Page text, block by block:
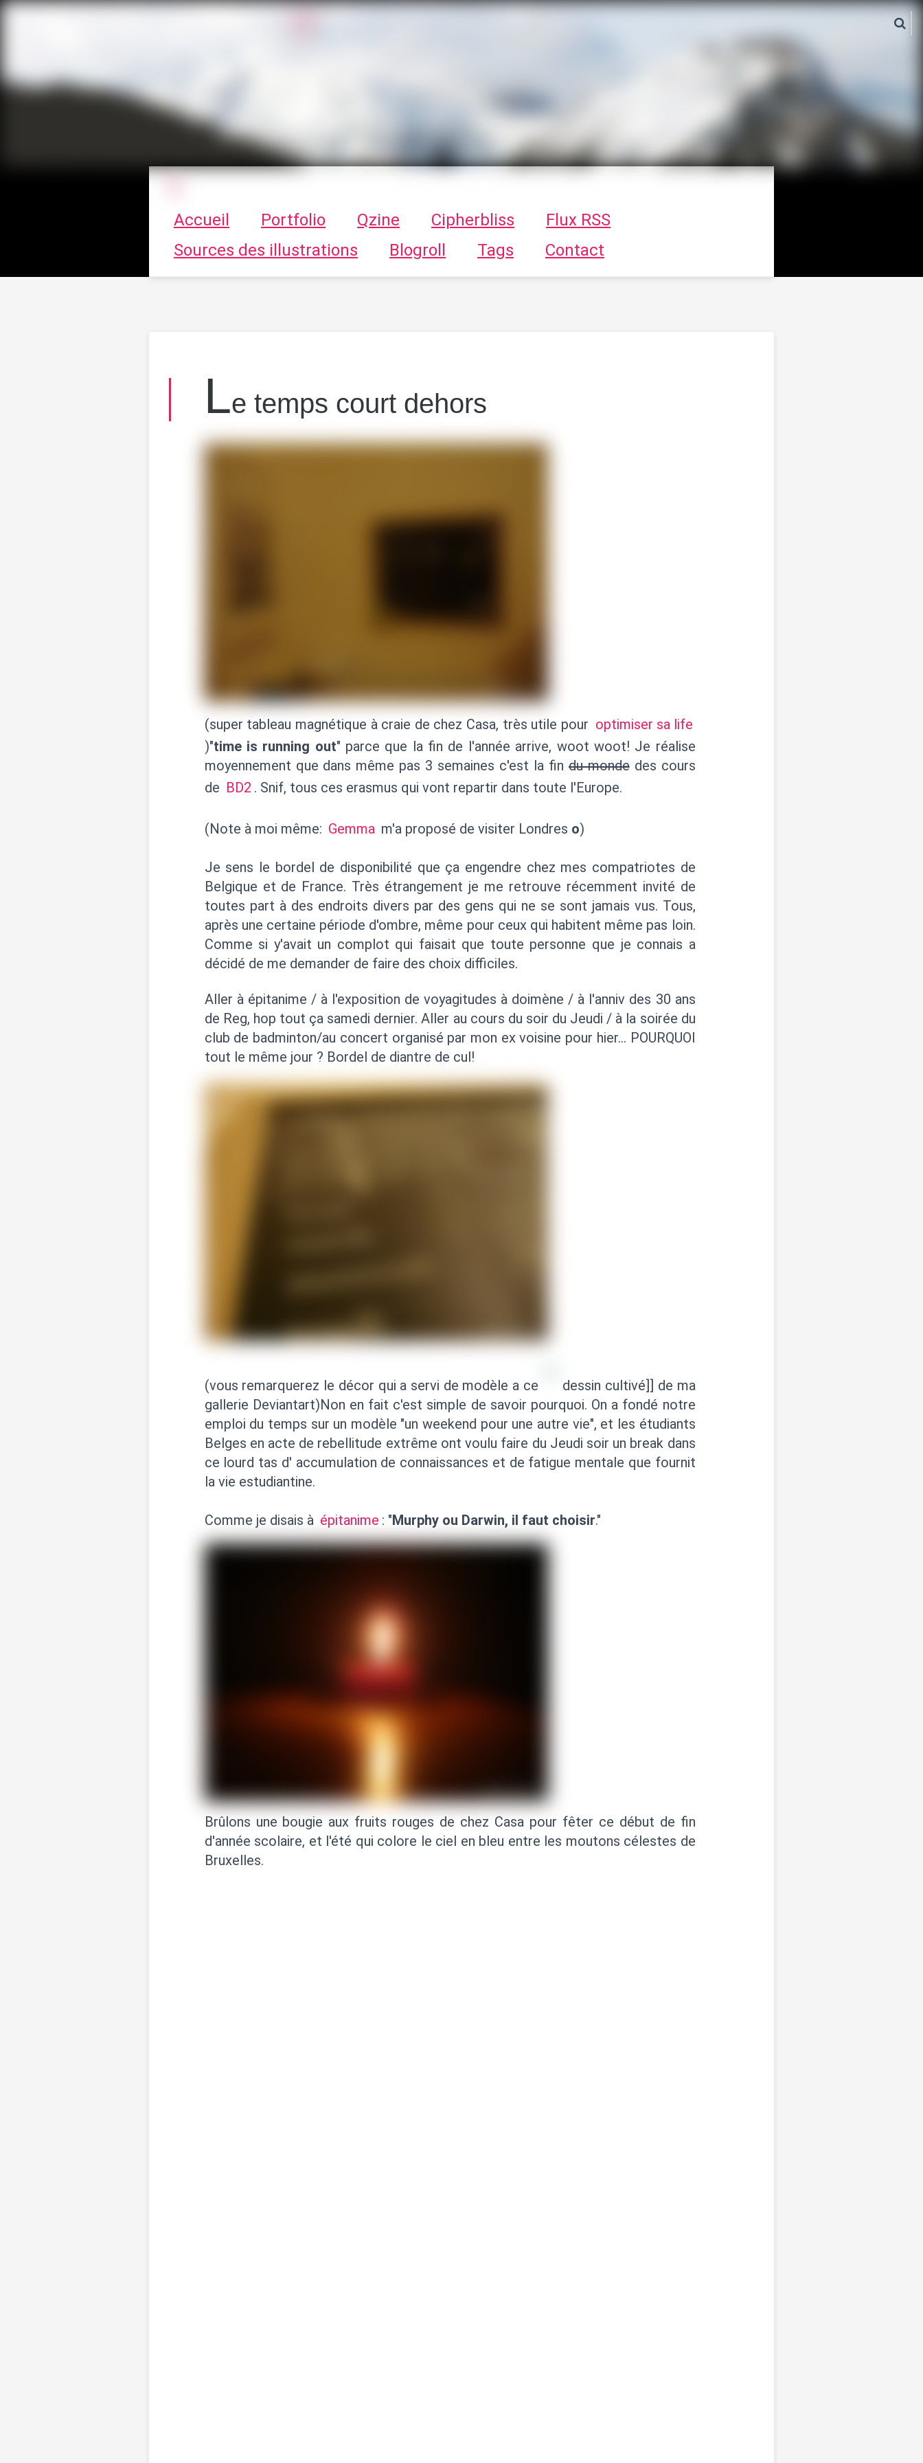
Tykayn Blog
Le vortex à chats - Illustrations, trucs en tout genre par Tykayn
Accueil Portfolio Qzine Cipherbliss
Flux RSS
Sources des illustrations
Blogroll Tags Contact
Le temps court dehors
(super tableau magnétique à craie de chez Casa, très utile pour optimiser sa life
)"time is running out" parce que la fin de l'année arrive, woot woot! Je réalise
moyennement que dans même pas 3 semaines c'est la findu mondedes cours
de BD2 . Snif, tous ces erasmus qui vont repartir dans toute l'Europe.
(Note à moi même: Gemma m'a proposé de visiter Londres o)
Je sens le bordel de disponibilité que ça engendre chez mes compatriotes de
Belgique et de France. Très étrangement je me retrouve récemment invité de
toutes part à des endroits divers par des gens qui ne se sont jamais vus. Tous,
après une certaine période d'ombre, même pour ceux qui habitent même pas loin.
Comme si y'avait un complot qui faisait que toute personne que je connais a
décidé de me demander de faire des choix difficiles.
Aller à épitanime / à l'exposition de voyagitudes à doimène / à l'anniv des 30 ans
de Reg, hop tout ça samedi dernier. Aller au cours du soir du Jeudi / à la soirée du
club de badminton/au concert organisé par mon ex voisine pour hier… POURQUOI
tout le même jour ? Bordel de diantre de cul!
(vous remarquerez le décor qui a servi de modèle a ce
dessin cultivé]] de ma
gallerie Deviantart)Non en fait c'est simple de savoir pourquoi. On a fondé notre
emploi du temps sur un modèle "un weekend pour une autre vie", et les étudiants
Belges en acte de rebellitude extrême ont voulu faire du Jeudi soir un break dans
ce lourd tas d' accumulation de connaissances et de fatigue mentale que fournit
la vie estudiantine.
Comme je disais à épitanime : "Murphy ou Darwin, il faut choisir."
Brûlons une bougie aux fruits rouges de chez Casa pour fêter ce début de fin
d'année scolaire, et l'été qui colore le ciel en bleu entre les moutons célestes de
Bruxelles.